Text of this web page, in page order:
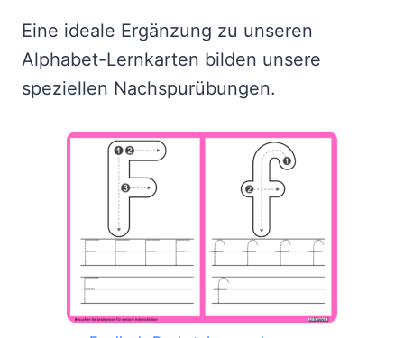
Eine ideale Ergänzung zu unseren
Alphabet-Lernkarten bilden unsere
speziellen Nachspurübungen.